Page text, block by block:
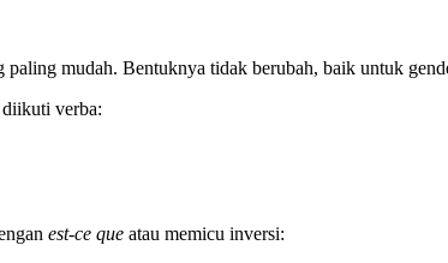
mudah. Bentuknya tidak berubah, baik untuk
verba:
est-ce que atau memicu inversi: